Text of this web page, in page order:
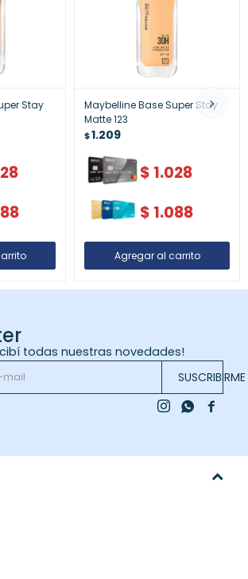
Stay
Maybelline Base Super Stay
Matte 123
$1.209
$ 1.028
$ 1.088
todas nuestras novedades!
SUSCRIBIRME

 